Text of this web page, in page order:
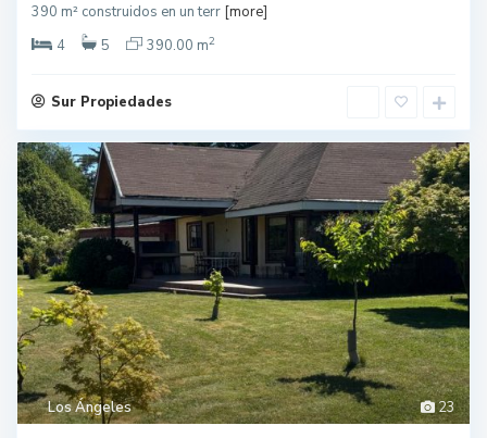
390 m² construidos en un terr [more]
4
5 390.00 m2
Sur Propiedades
23
Los Ángeles